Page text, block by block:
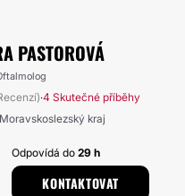
PASTOROVÁ
·4 Skutečné příběhy
kraj
Odpovídá do29 h
KONTAKTOVAT